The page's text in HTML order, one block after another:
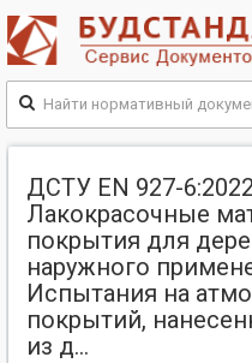
ДСТУ EN 927-
Лакокрасочные
покрытия для
наружного
Испытания на
покрытий,
из д...